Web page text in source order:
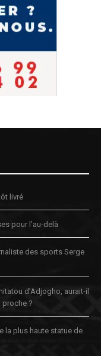
livré
pour l’au-delà
des sports Serge
d’Adjogho, aurait-il
proche ?
la plus haute statue de